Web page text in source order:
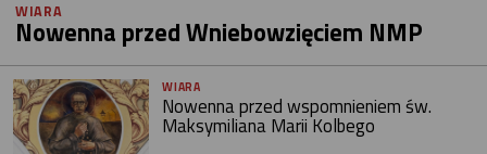
WIARA
Nowenna przed Wniebowzięciem NMP
WIARA
Nowenna przed wspomnieniem św.
Maksymiliana Marii Kolbego